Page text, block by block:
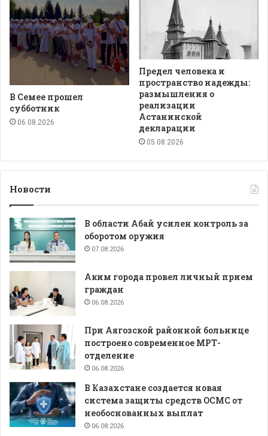
В Семее прошел
субботник
06.08.2026
Предел человека и
пространство надежды:
размышления о
реализации
Астанинской
декларации
05.08.2026
Новости
В области Абай усилен контроль за
оборотом оружия
07.08.2026
Аким города провел личный прием
граждан
06.08.2026
При Аягозской районной больнице
построено современное МРТ-
отделение
06.08.2026
В Казахстане создается новая
система защиты средств ОСМС от
необоснованных выплат
06.08.2026